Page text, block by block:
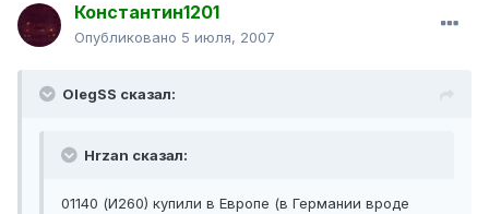
Константин1201
Опубликовано 5 июля, 2007
OlegSS сказал:
Hrzan сказал:
01140 (И260) купили в Европе (в Германии вроде